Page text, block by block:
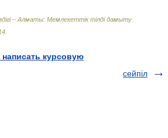
– Алматы: Мемлекеттік тілді дамыту
курсовую
сейпіл